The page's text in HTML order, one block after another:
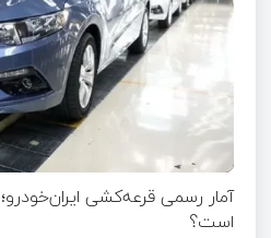
آمار رسمی قرعه‌کشی
است؟